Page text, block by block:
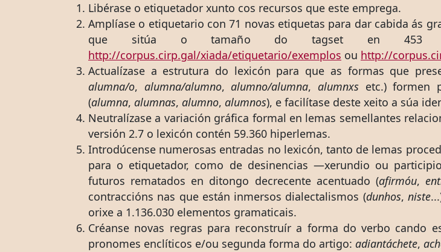
Libérase o etiquetador xunto cos recursos que este emprega.
Amplíase o etiquetario con 71 novas etiquetas para dar cabida ás
que sitúa o tamaño do tagset en 453
http://corpus.cirp.gal/xiada/etiquetario/exemplos ou http://
Actualízase a estrutura do lexicón para que as formas que
alumna/o, alumna/alumno,alumno/alumna,alumnxs etc.) formen
(alumna, alumnas, alumno, alumnos), e facilítase deste xeito a súa
Neutralízase a variación gráfica formal en lemas semellantes
versión 2.7 o lexicón contén 59.360 hiperlemas.
Introdúcense numerosas entradas no lexicón, tanto de lemas
para o etiquetador, como de desinencias —xerundio ou
futuros rematados en ditongo decrecente acentuado (afirmóu,
contraccións nas que están inmersos dialectalismos (dunhos, niste
orixe a 1.136.030 elementos gramaticais.
Créanse novas regras para reconstruír a forma do verbo cando
pronomes enclíticos e/ou segunda forma do artigo: adiantáchete,